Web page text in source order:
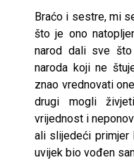
Braćo i sestre, mi
što je ono
narod dali sve
naroda koji ne
znao vrednovati
drugi mogli
vrijednost i
ali slijedeći primjer
uvijek bio vođen